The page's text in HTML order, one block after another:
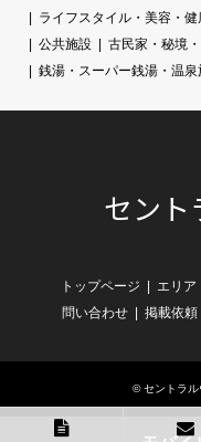
ライフスタイル・美容・健
公共施設
古民家・秘境
銭湯・スーパー銭湯・温泉
セント
トップページ エリア
問い合わせ
掲載依頼
©セントラル